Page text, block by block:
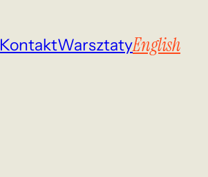
KontaktWarsztatyEnglish